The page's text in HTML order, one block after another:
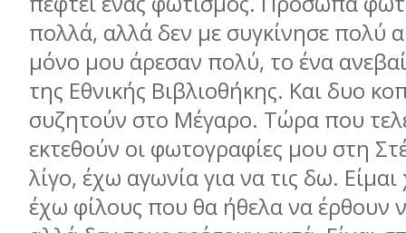
πολλά, αλλά δεν µε συγκίνησε πολύ
µόνο µου άρεσαν πολύ, το ένα
της Εθνικής Βιβλιοθήκης. Και δυο
συζητούν στο Μέγαρο. Τώρα που
εκτεθούν οι φωτογραφίες µου στη
λίγο, έχω αγωνία για να τις δω.
έχω φίλους που θα ήθελα να έρθουν